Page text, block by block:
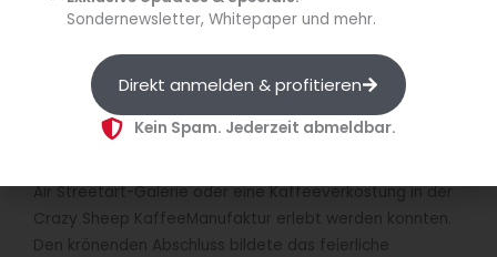
Zimmermann und Christine Stempfl. (Quelle:
Feierlicher Abschluss der Jahreshauptversammlung
Im Anschluss gab es Führungen über das
Brauereigelände von Maisel & Friends, bei denen Maisel’s
Air Streetart-Galerie oder eine Kaffeeverkostung in der
Crazy Sheep KaffeeManufaktur erlebt werden konnten.
Den krönenden Abschluss bildete das feierliche
Sondernewsletter, Whitepaper und mehr.
Direkt anmelden & profitieren
Kein Spam. Jederzeit abmeldbar.